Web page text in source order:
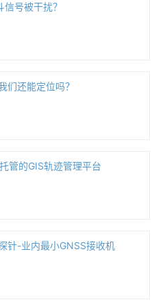
号被干扰？
们还能定位吗？
管的GIS轨迹管理平台
针-业内最小GNSS接收机